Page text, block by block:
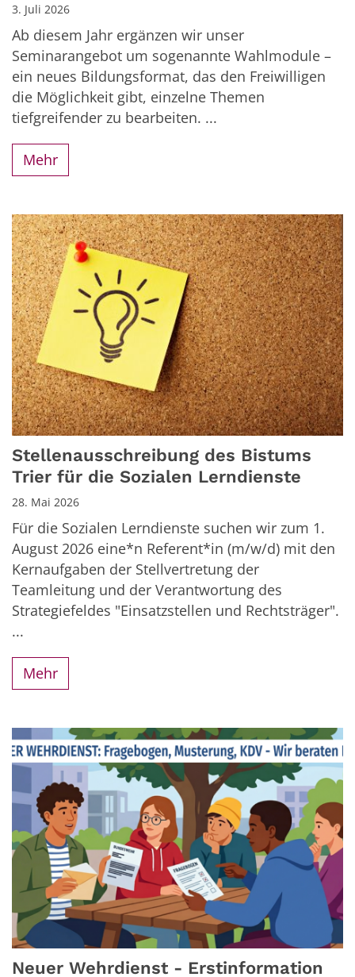
3. Juli 2026
Ab diesem Jahr ergänzen wir unser
Seminarangebot um sogenannte Wahlmodule –
ein neues Bildungsformat, das den Freiwilligen
die Möglichkeit gibt, einzelne Themen
tiefgreifender zu bearbeiten. ...
Mehr
Stellenausschreibung des Bistums
Trier für die Sozialen Lerndienste
28. Mai 2026
Für die Sozialen Lerndienste suchen wir zum 1.
August 2026 eine*n Referent*in (m/w/d) mit den
Kernaufgaben der Stellvertretung der
Teamleitung und der Verantwortung des
Strategiefeldes "Einsatzstellen und Rechtsträger".
...
Mehr
Neuer Wehrdienst - Erstinformation